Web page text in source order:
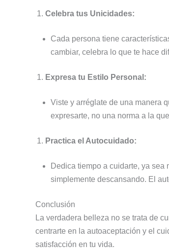
Celebra tus Unicidades:
Cada persona tiene
cambiar, celebra lo que te hace
Expresa tu Estilo Personal:
Viste y arréglate de una manera
expresarte, no una norma a la
Practica el Autocuidado:
Dedica tiempo a cuidarte, ya
simplemente descansando. El
Conclusión
La verdadera belleza no se trata de
centrarte en la autoaceptación y el
satisfacción en tu vida.